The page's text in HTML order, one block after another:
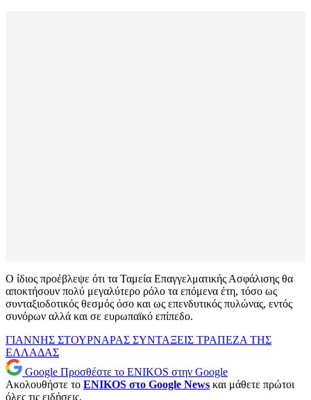
Ο ίδιος προέβλεψε ότι τα Ταμεία Επαγγελματικής Ασφάλισης θα
αποκτήσουν πολύ μεγαλύτερο ρόλο τα επόμενα έτη, τόσο ως
συνταξιοδοτικός θεσμός όσο και ως επενδυτικός πυλώνας, εντός
συνόρων αλλά και σε ευρωπαϊκό επίπεδο.
ΓΙΑΝΝΗΣ ΣΤΟΥΡΝΑΡΑΣ ΣΥΝΤΑΞΕΙΣ ΤΡΑΠΕΖΑ ΤΗΣ
ΕΛΛΑΔΑΣ
Google Προσθέστε το ENIKOS στην Google
Ακολουθήστε το ENIKOS στο Google News και μάθετε πρώτοι
όλες τις ειδήσεις.